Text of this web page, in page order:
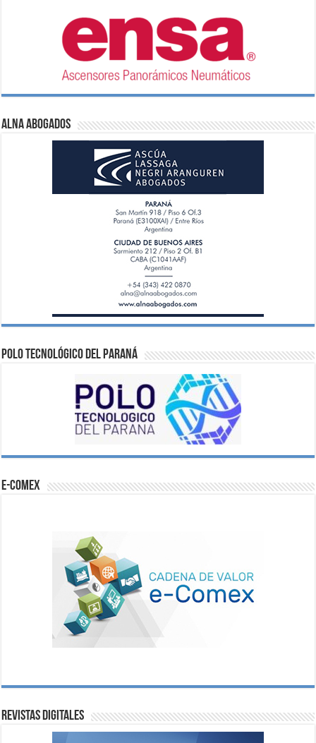
ALNA Abogados
Polo Tecnológico del Paraná
e-comex
Revistas digitales